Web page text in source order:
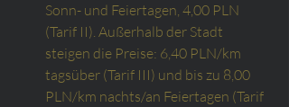
Sonn- und Feiertagen, 4,00 PLN
(Tarif II). Außerhalb der Stadt
steigen die Preise: 6,40 PLN/km
tagsüber (Tarif III) und bis zu 8,00
PLN/km nachts/an Feiertagen (Tarif